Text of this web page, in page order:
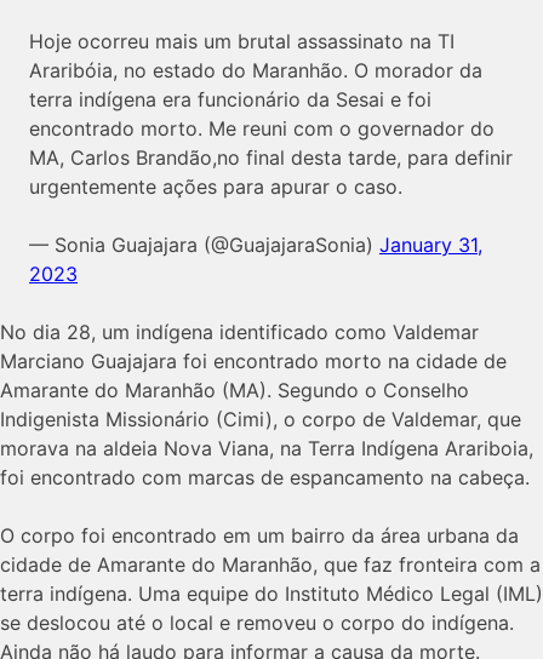
Hoje ocorreu mais um brutal assassinato na TI
Araribóia, no estado do Maranhão. O morador da
terra indígena era funcionário da Sesai e foi
encontrado morto. Me reuni com o governador do
MA, Carlos Brandão,no final desta tarde, para definir
urgentemente ações para apurar o caso.
— Sonia Guajajara (@GuajajaraSonia) January 31,
2023
No dia 28, um indígena identificado como Valdemar
Marciano Guajajara foi encontrado morto na cidade de
Amarante do Maranhão (MA). Segundo o Conselho
Indigenista Missionário (Cimi), o corpo de Valdemar, que
morava na aldeia Nova Viana, na Terra Indígena Arariboia,
foi encontrado com marcas de espancamento na cabeça.
O corpo foi encontrado em um bairro da área urbana da
cidade de Amarante do Maranhão, que faz fronteira com a
terra indígena. Uma equipe do Instituto Médico Legal (IML)
se deslocou até o local e removeu o corpo do indígena.
Ainda não há laudo para informar a causa da morte.